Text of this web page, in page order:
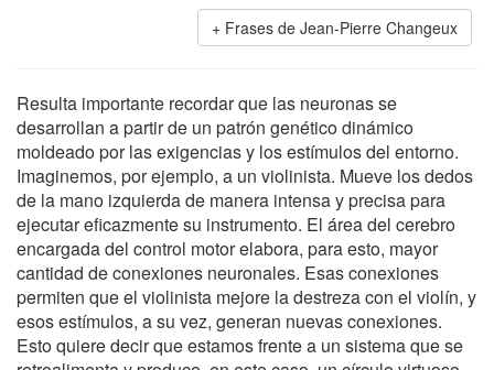
Frases de Jean-Pierre Changeux
Resulta importante recordar que las neuronas se
desarrollan a partir de un patrón genético dinámico
moldeado por las exigencias y los estímulos del entorno.
Imaginemos, por ejemplo, a un violinista. Mueve los dedos
de la mano izquierda de manera intensa y precisa para
ejecutar eficazmente su instrumento. El área del cerebro
encargada del control motor elabora, para esto, mayor
cantidad de conexiones neuronales. Esas conexiones
permiten que el violinista mejore la destreza con el violín, y
esos estímulos, a su vez, generan nuevas conexiones.
Esto quiere decir que estamos frente a un sistema que se